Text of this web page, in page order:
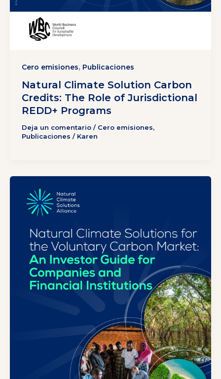
Cero emisiones, Publicaciones
Natural Climate Solution Carbon
Credits: The Role of Jurisdictional
REDD+ Programs
Deja un comentario / Cero emisiones,
Publicaciones / Karen